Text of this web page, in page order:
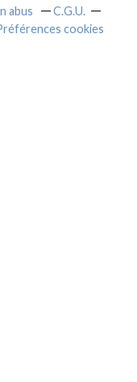
abus
C.G.U.
cookies